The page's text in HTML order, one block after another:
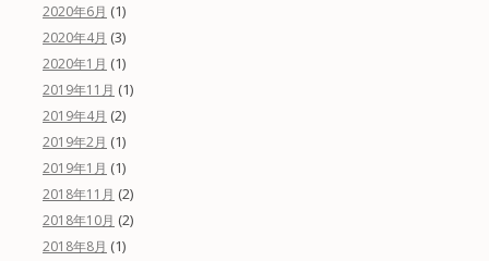
2020年6月 (1)
2020年4月 (3)
2020年1月 (1)
2019年11月 (1)
2019年4月 (2)
2019年2月 (1)
2019年1月 (1)
2018年11月 (2)
2018年10月 (2)
2018年8月 (1)